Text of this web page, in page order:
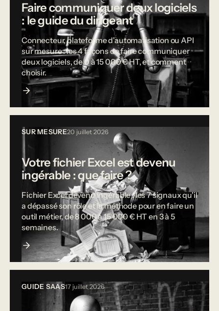
Faire communiquer deux logiciels
: le guide du dirigeant
Connecteur, plateforme d'automatisation ou API
sur mesure : les 4 façons de faire communiquer
deux logiciels, de 0 à 15 000 € HT, et comment
choisir.
SUR MESURE20 juillet 2026
Votre fichier Excel est devenu
ingérable : que faire ?
Fichier Excel devenu ingérable : les 7 signaux qu'il
a dépassé son rôle et la méthode pour en faire un
outil métier, de 8 000 à 15 000 € HT en 3 à 5
semaines.
GUIDE SAAS17 juillet 2026